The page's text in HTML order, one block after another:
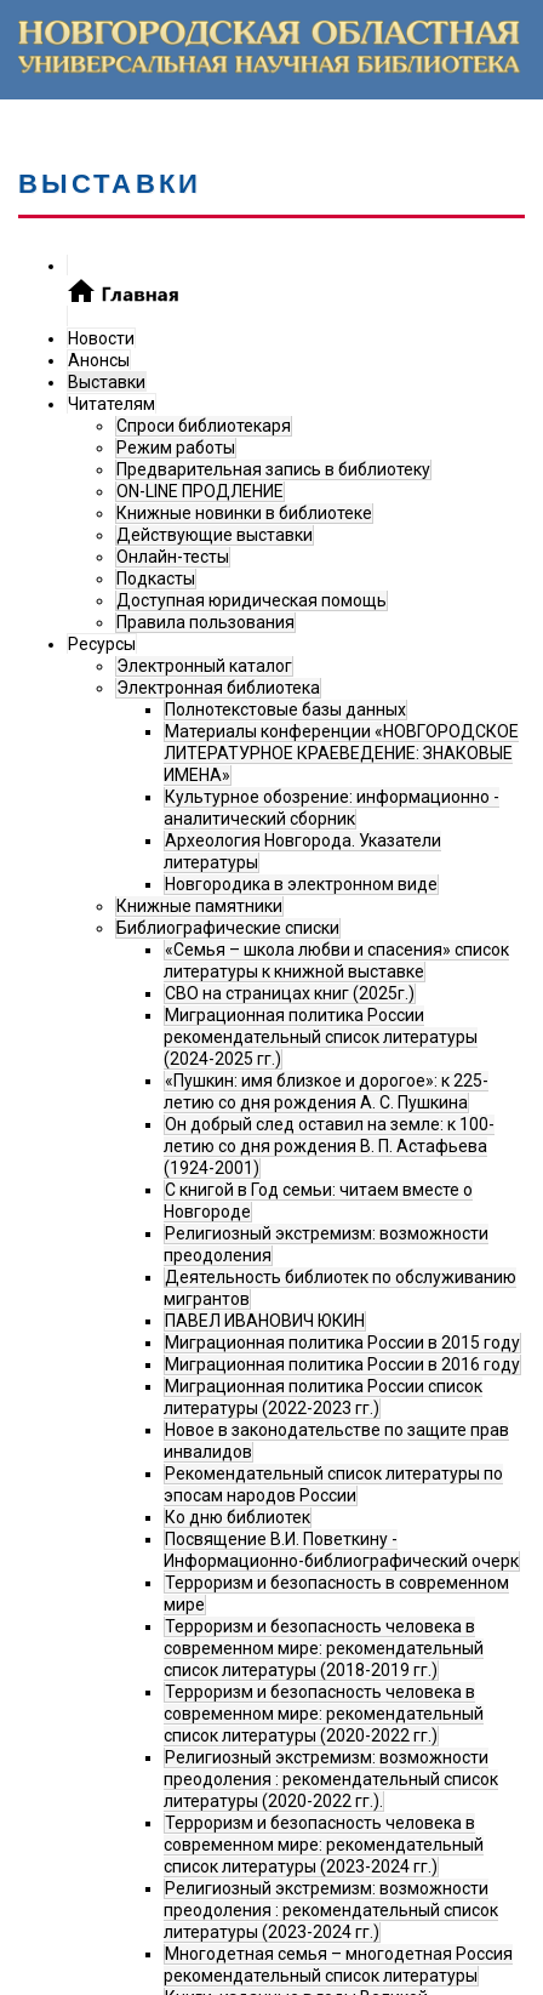
ВЫСТАВКИ
Новости
Анонсы
Выставки
Читателям
Спроси библиотекаря
Режим работы
Предварительная запись в библиотеку
ON-LINE ПРОДЛЕНИЕ
Книжные новинки в библиотеке
Действующие выставки
Онлайн-тесты
Подкасты
Доступная юридическая помощь
Правила пользования
Ресурсы
Электронный каталог
Электронная библиотека
Полнотекстовые базы данных
Материалы конференции «НОВГОРОДСКОЕ
ЛИТЕРАТУРНОЕ КРАЕВЕДЕНИЕ: ЗНАКОВЫЕ
ИМЕНА»
Культурное обозрение: информационно -
аналитический сборник
Археология Новгорода. Указатели
литературы
Новгородика в электронном виде
Книжные памятники
Библиографические списки
«Семья – школа любви и спасения» список
литературы к книжной выставке
СВО на страницах книг (2025г.)
Миграционная политика России
рекомендательный список литературы
(2024-2025 гг.)
«Пушкин: имя близкое и дорогое»: к 225-
летию со дня рождения А. С. Пушкина
Он добрый след оставил на земле: к 100-
летию со дня рождения В. П. Астафьева
(1924-2001)
С книгой в Год семьи: читаем вместе о
Новгороде
Религиозный экстремизм: возможности
преодоления
Деятельность библиотек по обслуживанию
мигрантов
ПАВЕЛ ИВАНОВИЧ ЮКИН
Миграционная политика России в 2015 году
Миграционная политика России в 2016 году
Миграционная политика России список
литературы (2022-2023 гг.)
Новое в законодательстве по защите прав
инвалидов
Рекомендательный список литературы по
эпосам народов России
Ко дню библиотек
Посвящение В.И. Поветкину -
Информационно-библиографический очерк
Терроризм и безопасность в современном
мире
Терроризм и безопасность человека в
современном мире: рекомендательный
список литературы (2018-2019 гг.)
Терроризм и безопасность человека в
современном мире: рекомендательный
список литературы (2020-2022 гг.)
Религиозный экстремизм: возможности
преодоления : рекомендательный список
литературы (2020-2022 гг.).
Терроризм и безопасность человека в
современном мире: рекомендательный
список литературы (2023-2024 гг.)
Религиозный экстремизм: возможности
преодоления : рекомендательный список
литературы (2023-2024 гг.)
Многодетная семья – многодетная Россия
рекомендательный список литературы